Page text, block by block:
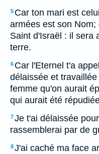
5 Car ton mari est
armées est son
Saint d'Israël : il sera
terre.
6 Car l'Eternel t'a
délaissée et
femme qu'on aurait
qui aurait été
7Je t'ai délaissée
rassemblerai par de
8J'ai caché ma face